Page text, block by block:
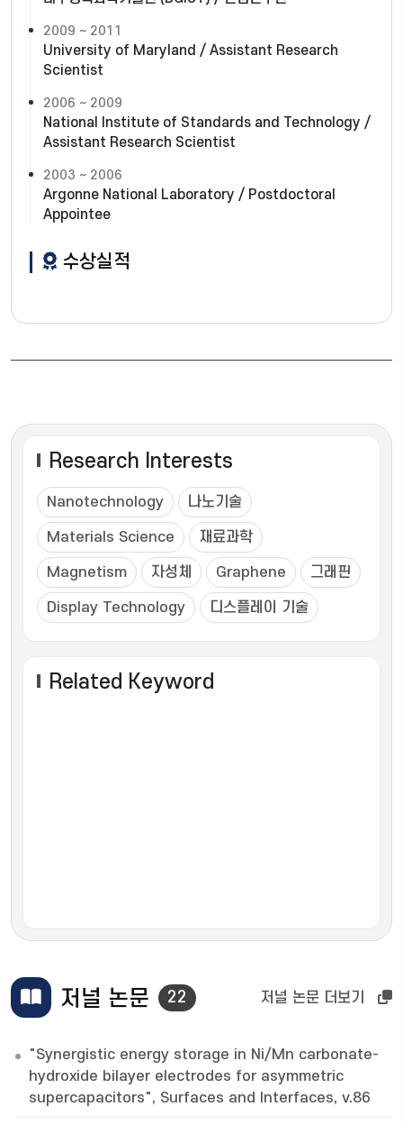
2009 ~ 2011
University of Maryland / Assistant Research
Scientist
2006 ~ 2009
National Institute of Standards and Technology /
Assistant Research Scientist
2003 ~ 2006
Argonne National Laboratory / Postdoctoral
Appointee
수상실적
Research Interests
Nanotechnology 나노기술
Materials Science 재료과학
Magnetism 자성체 Graphene 그래핀
Display Technology 디스플레이 기술
Related Keyword
저널 논문 22 저널 논문 더보기
"Synergistic energy storage in Ni/Mn carbonate-
hydroxide bilayer electrodes for asymmetric
supercapacitors", Surfaces and Interfaces, v.86